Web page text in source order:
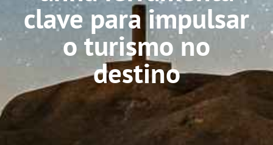
clave para impulsar
o turismo no
destino